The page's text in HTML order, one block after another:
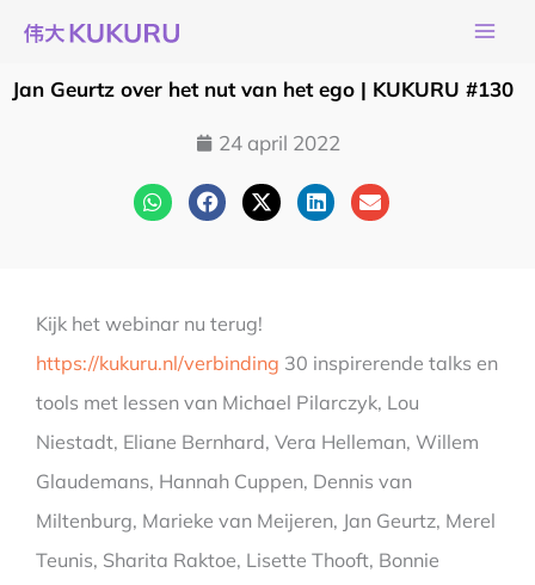
naar
deJan Geurtz over het nut van het ego | KUKURU #130
24 april 2022
Kijk het webinar nu terug!
https://kukuru.nl/verbinding 30 inspirerende talks en
tools met lessen van Michael Pilarczyk, Lou
Niestadt, Eliane Bernhard, Vera Helleman, Willem
Glaudemans, Hannah Cuppen, Dennis van
Miltenburg, Marieke van Meijeren, Jan Geurtz, Merel
Teunis, Sharita Raktoe, Lisette Thooft, Bonnie